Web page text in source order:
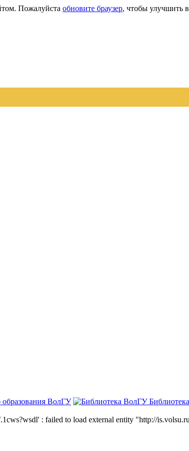
Пожалуйста обновите браузер, чтобы улучшить
ВолГУ
: failed to load external entity "http://